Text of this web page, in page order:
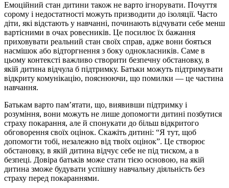
Емоційний стан дитини також не варто ігнорувати. Почуття
сорому і недостатності можуть призводити до ізоляції. Часто
діти, які відстають у навчанні, починають відчувати себе менш
вартісними в очах ровесників. Це посилює їх бажання
приховувати реальний стан своїх справ, адже вони бояться
насмішок або відторгнення з боку однокласників. Саме в
цьому контексті важливо створити безпечну обстановку, в
якій дитина відчула б підтримку. Батьки можуть підтримувати
відкриту комунікацію, пояснюючи, що помилки — це частина
навчання.
Батькам варто пам’ятати, що, виявивши підтримку і
розуміння, вони можуть не лише допомогти дитині позбутися
страху покарання, але й спонукати до більш відкритого
обговорення своїх оцінок. Скажіть дитині: “Я тут, щоб
допомогти тобі, незалежно від твоїх оцінок”. Це створює
обстановку, в якій дитина відчує себе не під тиском, а в
безпеці. Довіра батьків може стати тією основою, на якій
дитина зможе будувати успішну навчальну діяльність без
страху перед покараннями.